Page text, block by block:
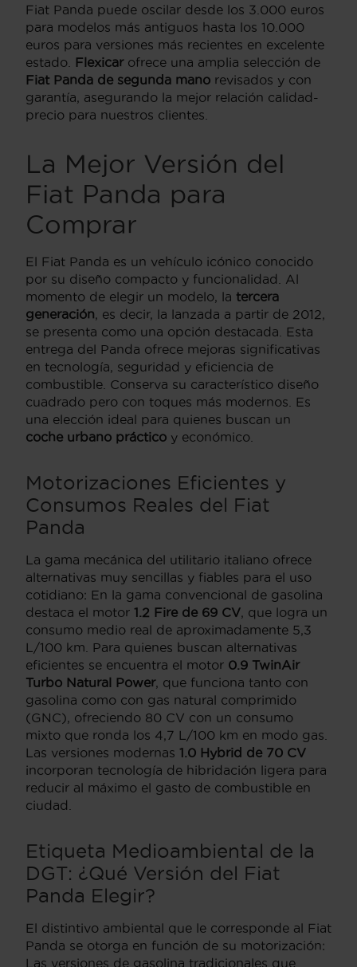
Fiat Panda puede oscilar desde los 3.000 euros
para modelos más antiguos hasta los 10.000
euros para versiones más recientes en excelente
estado. Flexicarofrece una amplia selección de
Fiat Panda de segunda mano revisados y con
garantía, asegurando la mejor relación calidad-
precio para nuestros clientes.
La Mejor Versión del
Fiat Panda para
Comprar
El Fiat Panda es un vehículo icónico conocido
por su diseño compacto y funcionalidad. Al
momento de elegir un modelo, la tercera
generación , es decir, la lanzada a partir de 2012,
se presenta como una opción destacada. Esta
entrega del Panda ofrece mejoras significativas
en tecnología, seguridad y eficiencia de
combustible. Conserva su característico diseño
cuadrado pero con toques más modernos. Es
una elección ideal para quienes buscan un
coche urbano práctico y económico.
Motorizaciones Eficientes y
Consumos Reales del Fiat
Panda
La gama mecánica del utilitario italiano ofrece
alternativas muy sencillas y fiables para el uso
cotidiano: En la gama convencional de gasolina
destaca el motor 1.2 Fire de 69 CV , que logra un
consumo medio real de aproximadamente 5,3
L/100 km. Para quienes buscan alternativas
eficientes se encuentra el motor 0.9 TwinAir
Turbo Natural Power, que funciona tanto con
gasolina como con gas natural comprimido
(GNC), ofreciendo 80 CV con un consumo
mixto que ronda los 4,7 L/100 km en modo gas.
Las versiones modernas 1.0 Hybrid de 70 CV
incorporan tecnología de hibridación ligera para
reducir al máximo el gasto de combustible en
ciudad.
Etiqueta Medioambiental de la
DGT: ¿Qué Versión del Fiat
Panda Elegir?
El distintivo ambiental que le corresponde al Fiat
Panda se otorga en función de su motorización:
Las versiones de gasolina tradicionales que